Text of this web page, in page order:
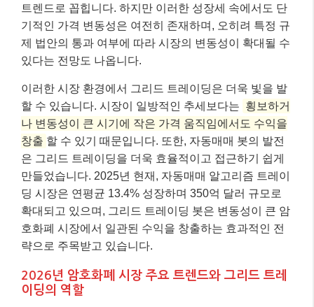
트렌드로 꼽힙니다. 하지만 이러한 성장세 속에서도 단
기적인 가격 변동성은 여전히 존재하며, 오히려 특정 규
제 법안의 통과 여부에 따라 시장의 변동성이 확대될 수
있다는 전망도 나옵니다.
이러한 시장 환경에서 그리드 트레이딩은 더욱 빛을 발
할 수 있습니다. 시장이 일방적인 추세보다는 횡보하거
나 변동성이 큰 시기에 작은 가격 움직임에서도 수익을
창출 할 수 있기 때문입니다. 또한, 자동매매 봇의 발전
은 그리드 트레이딩을 더욱 효율적이고 접근하기 쉽게
만들었습니다. 2025년 현재, 자동매매 알고리즘 트레이
딩 시장은 연평균 13.4% 성장하며 350억 달러 규모로
확대되고 있으며, 그리드 트레이딩 봇은 변동성이 큰 암
호화폐 시장에서 일관된 수익을 창출하는 효과적인 전
략으로 주목받고 있습니다.
2026년 암호화폐 시장 주요 트렌드와 그리드 트레
이딩의 역할